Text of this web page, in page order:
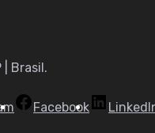
| Brasil.
Facebook